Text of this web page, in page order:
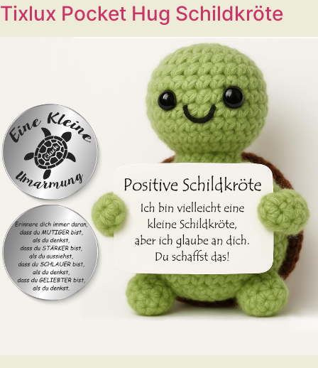
Tixlux Pocket Hug Schildkröte